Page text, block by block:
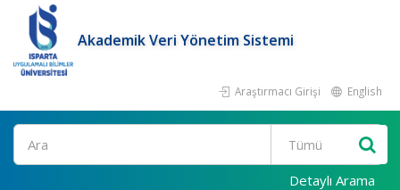
Akademik Veri Yönetim Sistemi
Araştırmacı Girişi English
Ara
Detaylı Arama